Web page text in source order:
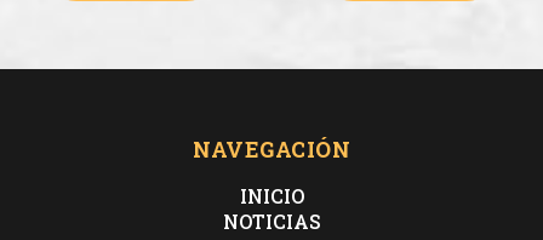
NAVEGACIÓN
INICIO
NOTICIAS